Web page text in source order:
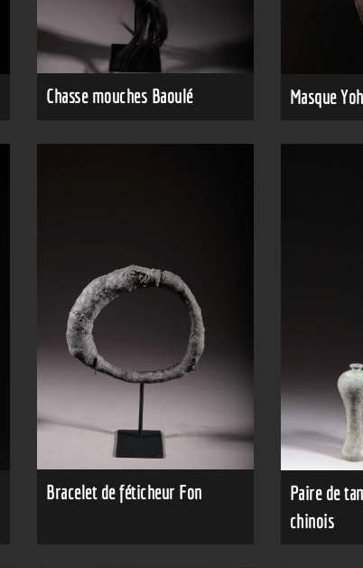
Chasse mouches Baoulé Masque
Bracelet de féticheur Fon
Paire de
chinois